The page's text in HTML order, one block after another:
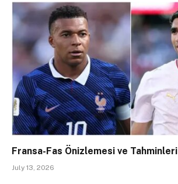
Fransa-Fas Önizlemesi ve Tahminleri
July 13, 2026